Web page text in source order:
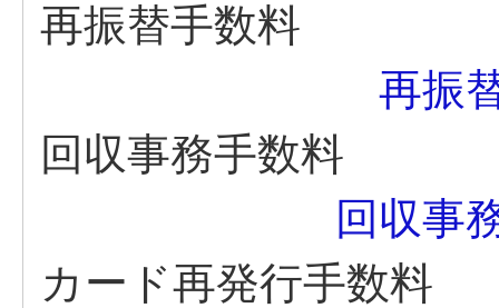
再振替手数料
再振
回収事務手数料
回収事
カード再発行手数料